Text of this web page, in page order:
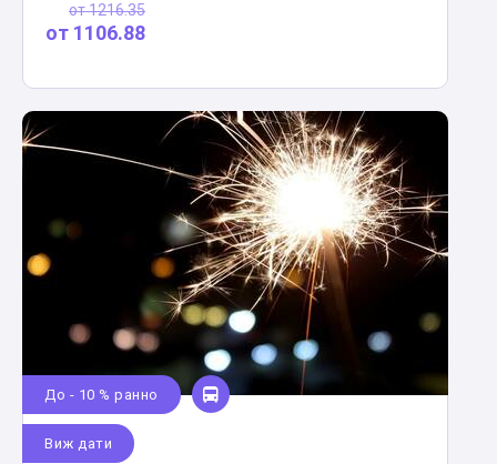
от1216.35
от 1106.88
До - 10 % ранно
Виж дати